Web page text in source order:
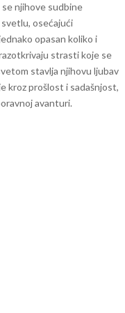
njihove sudbine
osećajući
opasan koliko i
strasti koje se
stavlja njihovu ljubav
kroz prošlost i sadašnjost,
avanturi.